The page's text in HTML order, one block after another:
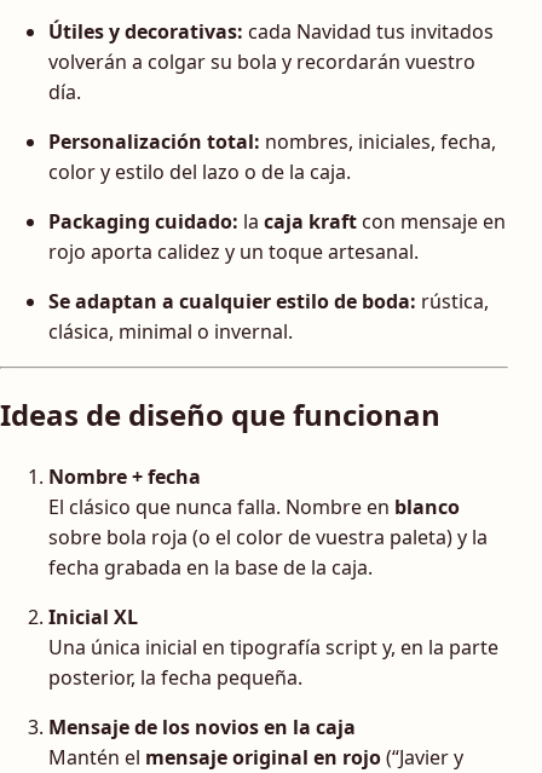
Útiles y decorativas: cada Navidad tus invitados
volverán a colgar su bola y recordarán vuestro
día.
Personalización total: nombres, iniciales, fecha,
color y estilo del lazo o de la caja.
Packaging cuidado: la caja kraftcon mensaje en
rojo aporta calidez y un toque artesanal.
Se adaptan a cualquier estilo de boda: rústica,
clásica, minimal o invernal.
Ideas de diseño que funcionan
Nombre + fecha
El clásico que nunca falla. Nombre en blanco
sobre bola roja (o el color de vuestra paleta) y la
fecha grabada en la base de la caja.
Inicial XL
Una única inicial en tipografía script y, en la parte
posterior, la fecha pequeña.
Mensaje de los novios en la caja
Mantén el mensaje original en rojo(“Javier y